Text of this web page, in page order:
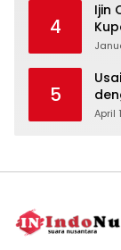
4
Ijin
5
April